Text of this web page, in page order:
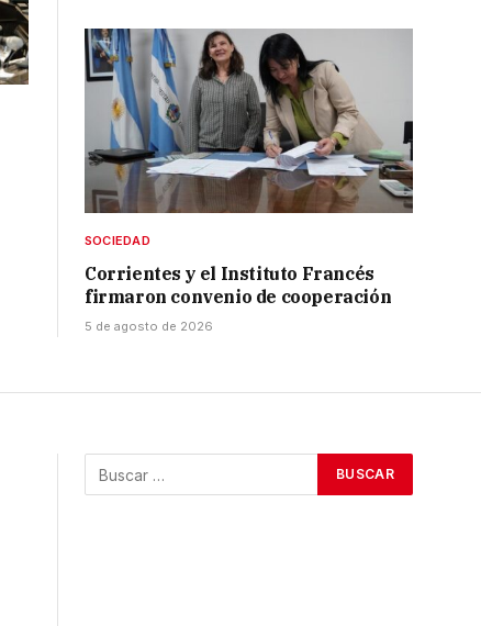
SOCIEDAD
Corrientes y el Instituto Francés
firmaron convenio de cooperación
5 de agosto de 2026